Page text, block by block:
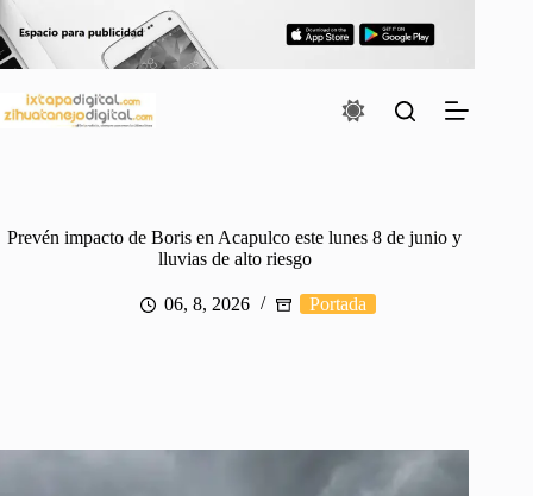
al
contenido
Prevén impacto de Boris en Acapulco este lunes 8 de junio y
lluvias de alto riesgo
06, 8, 2026 Portada